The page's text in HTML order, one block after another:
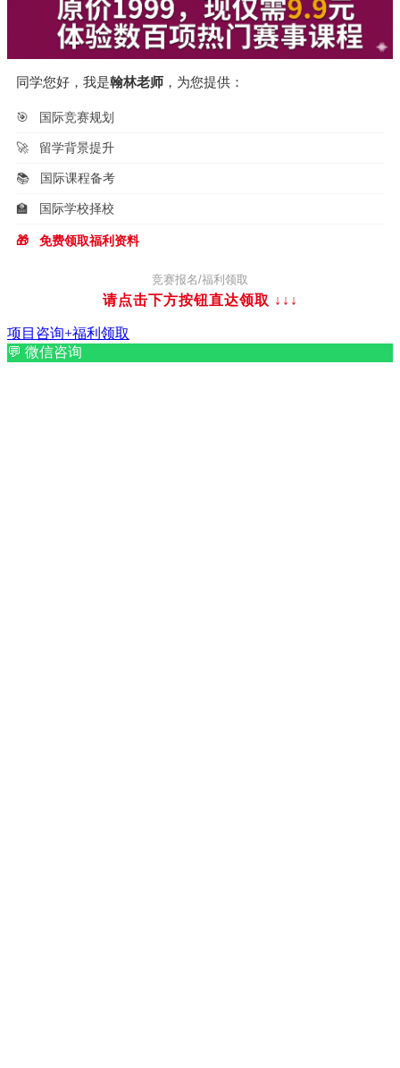
同学您好，我是翰林老师 ，为您提供：
🎯 国际竞赛规划
🚀 留学背景提升
📚 国际课程备考
🏫 国际学校择校
🎁 免费领取福利资料
竞赛报名/福利领取
请点击下方按钮直达领取 ↓↓↓
项目咨询+福利领取
💬 微信咨询